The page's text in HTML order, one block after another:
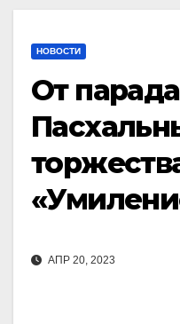
НОВОСТИ
От
АПР 20, 2023